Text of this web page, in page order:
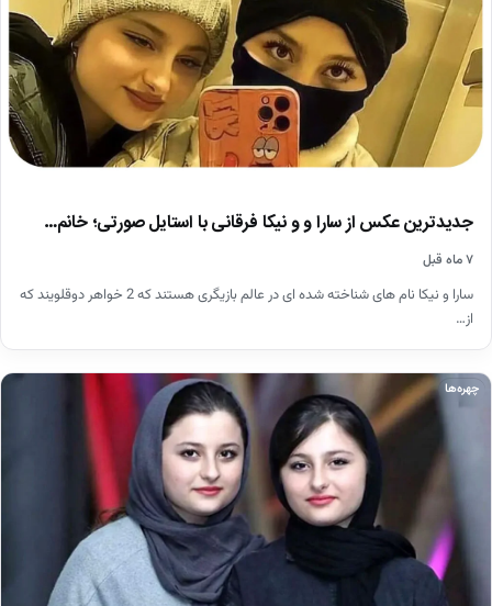
جدیدترین عکس از سارا و و نیکا فرقانی با استایل صورتی؛ خانم…
۷ ماه قبل
سارا و نیکا نام های شناخته شده ای در عالم بازیگری هستند که 2 خواهر دوقلویند که
از…
چهره‌ها